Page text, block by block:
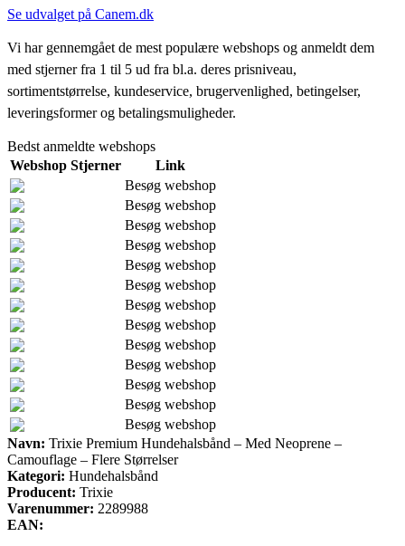
Se udvalget på Canem.dk
Vi har gennemgået de mest populære webshops og anmeldt dem
med stjerner fra 1 til 5 ud fra bl.a. deres prisniveau,
sortimentstørrelse, kundeservice, brugervenlighed, betingelser,
leveringsformer og betalingsmuligheder.
Bedst anmeldte webshops
Webshop Stjerner
Link
Besøg webshop
Besøg webshop
Besøg webshop
Besøg webshop
Besøg webshop
Besøg webshop
Besøg webshop
Besøg webshop
Besøg webshop
Besøg webshop
Besøg webshop
Besøg webshop
Besøg webshop
Navn: Trixie Premium Hundehalsbånd – Med Neoprene –
Camouflage – Flere Størrelser
Kategori: Hundehalsbånd
Producent: Trixie
Varenummer: 2289988
EAN: